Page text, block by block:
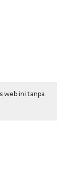
web ini tanpa